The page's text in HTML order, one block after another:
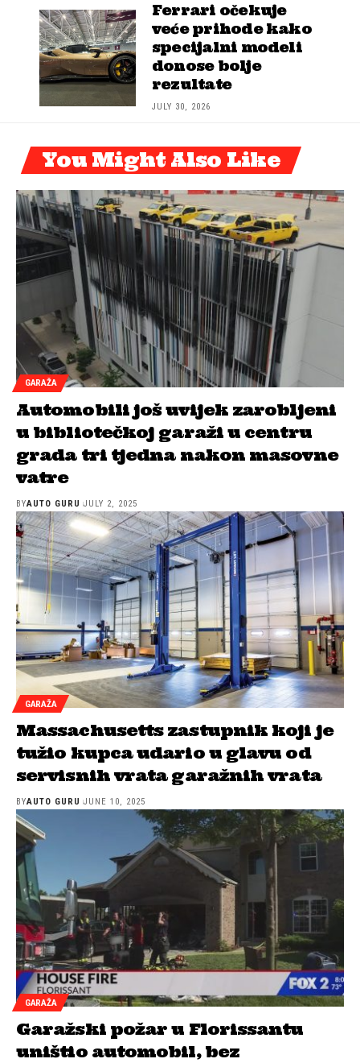
Ferrari očekuje
veće prihode kako
specijalni modeli
donose bolje
rezultate
JULY 30, 2026
You Might Also Like
GARAŽA
Automobili još uvijek zarobljeni
u bibliotečkoj garaži u centru
grada tri tjedna nakon masovne
vatre
BYAUTO GURU JULY 2, 2025
GARAŽA
Massachusetts zastupnik koji je
tužio kupca udario u glavu od
servisnih vrata garažnih vrata
BYAUTO GURU JUNE 10, 2025
GARAŽA
Garažski požar u Florissantu
uništio automobil, bez